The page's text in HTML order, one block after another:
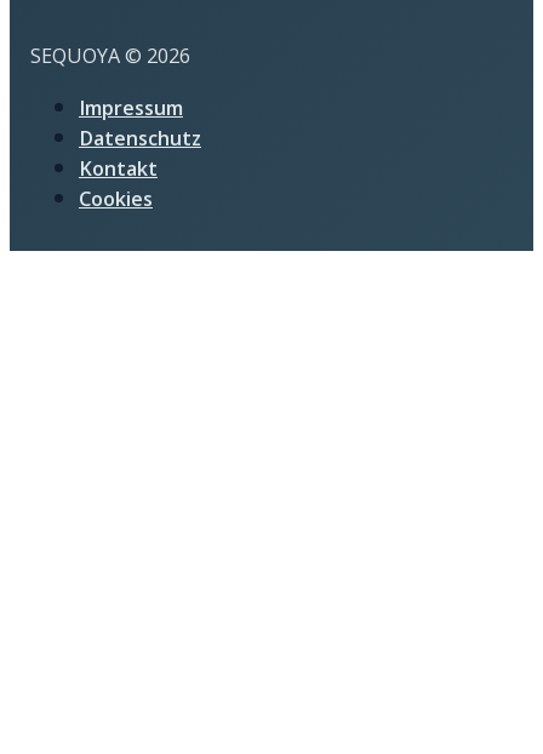
SEQUOYA © 2026
Impressum
Datenschutz
Kontakt
Cookies